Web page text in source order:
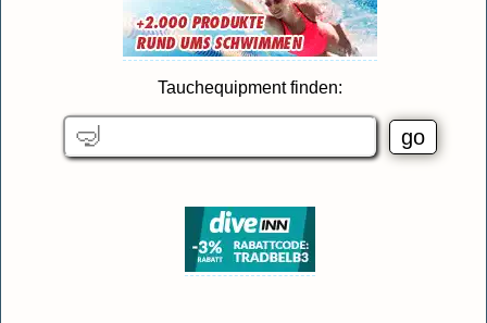
Tauchequipment finden: